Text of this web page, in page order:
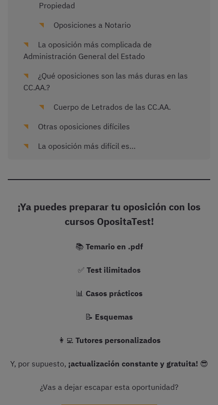
Propiedad
Oposiciones a Notario
La oposición más complicada de
Administración General del Estado
¿Qué oposiciones son las más duras en las
CC.AA.?
Cuerpo de Letrados de las CC.AA.
Otras oposiciones difíciles
La oposición más difícil es…
¡Ya puedes preparar tu oposición con los
cursos OpositaTest!
📚 Temario en .pdf
✅ Test ilimitados
📊 Casos prácticos
📝 Esquemas
👩‍💻 Tutores personalizados
Y, por supuesto, ¡actualización constante y gratuita! 😎
¿Vas a dejar escapar esta oportunidad?